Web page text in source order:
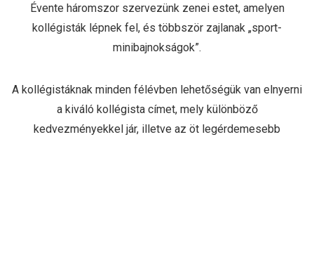
Évente háromszor szervezünk zenei estet, amelyen
kollégisták lépnek fel, és többször zajlanak „sport-
minibajnokságok”.
A kollégistáknak minden félévben lehetőségük van elnyerni
a kiváló kollégista címet, mely különböző
kedvezményekkel jár, illetve az öt legérdemesebb